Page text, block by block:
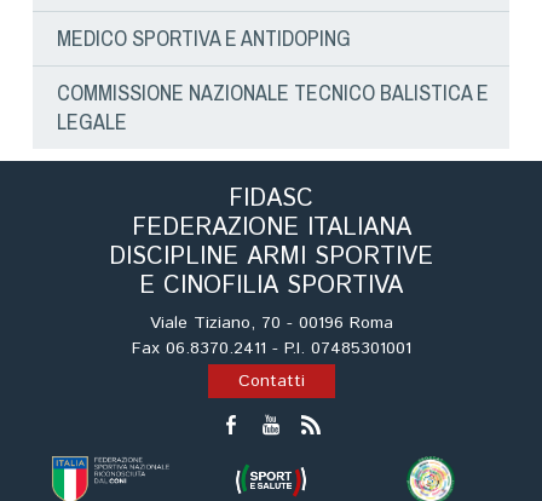
MEDICO SPORTIVA E ANTIDOPING
COMMISSIONE NAZIONALE TECNICO BALISTICA E
LEGALE
FIDASC
FEDERAZIONE ITALIANA
DISCIPLINE ARMI SPORTIVE
E CINOFILIA SPORTIVA
Viale Tiziano, 70 - 00196 Roma
Fax 06.8370.2411 - P.I. 07485301001
Contatti